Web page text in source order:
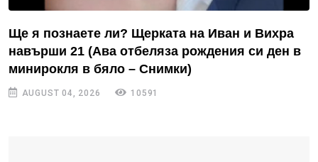
Ще я познаете ли? Щерката на Иван и Вихра
навърши 21 (Ава отбеляза рождения си ден в
минирокля в бяло – Снимки)
AUGUST 04, 2026 10591